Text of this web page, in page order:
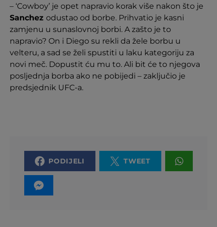
– ‘Cowboy’ je opet napravio korak više nakon što je
Sanchez odustao od borbe. Prihvatio je kasni
zamjenu u sunaslovnoj borbi. A zašto je to
napravio? On i Diego su rekli da žele borbu u
velteru, a sad se želi spustiti u laku kategoriju za
novi meč. Dopustit ću mu to. Ali bit će to njegova
posljednja borba ako ne pobijedi – zaključio je
predsjednik UFC-a.
PODIJELI TWEET